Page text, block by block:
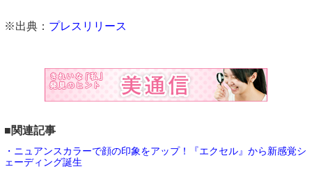
※出典： プレスリリース
■関連記事
・ニュアンスカラーで顔の印象をアップ！『エクセル』から新感覚シ
ェーディング誕生